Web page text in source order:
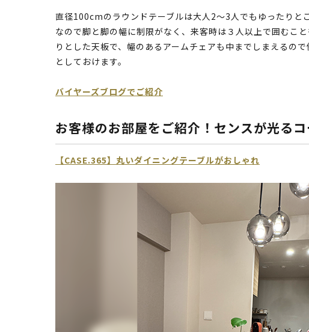
直径100cmのラウンドテーブルは大人2～3人でもゆったりと
なので脚と脚の幅に制限がなく、来客時は３人以上で囲むこ
りとした天板で、幅のあるアームチェアも中までしまえるの
としておけます。
バイヤーズブログでご紹介
お客様のお部屋をご紹介！センスが光る
【CASE.365】丸いダイニングテーブルがおしゃれ